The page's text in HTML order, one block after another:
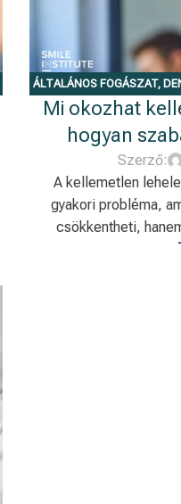
ÁLTALÁNOS FOGÁSZAT,
Mi okozhat
hogyan
Szerző:
A kellemetlen
gyakori probléma,
csökkentheti,